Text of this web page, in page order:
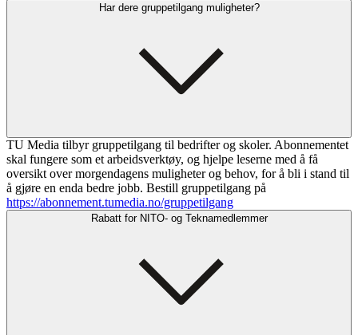
Har dere gruppetilgang muligheter?
TU Media tilbyr gruppetilgang til bedrifter og skoler. Abonnementet
skal fungere som et arbeidsverktøy, og hjelpe leserne med å få
oversikt over morgendagens muligheter og behov, for å bli i stand til
å gjøre en enda bedre jobb. Bestill gruppetilgang på
https://abonnement.tumedia.no/gruppetilgang
Rabatt for NITO- og Teknamedlemmer